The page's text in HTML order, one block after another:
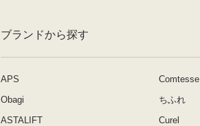
ブランドから探す
APS
Comtesse
Obagi
ちふれ
ASTALIFT
Curel